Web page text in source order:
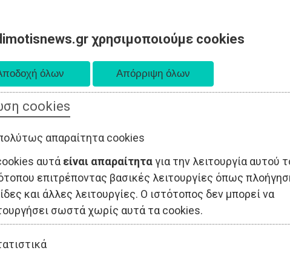
χρησιμοποιούμε cookies
cookies
απαραίτητα cookies
αυτά είναι απαραίτηταγια την λειτουργία αυτού
επιτρέποντας βασικές λειτουργίες όπως
και άλλες λειτουργίες. Ο ιστότοπος δεν μπορεί να
σωστά χωρίς αυτά τα cookies.